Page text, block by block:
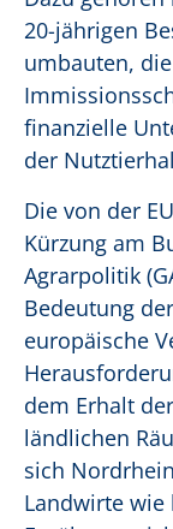
20-jährigen
umbauten,
finanzielle
der
Die von der
Kürzung am
Agrarpolitik
Bedeutung
europäische
dem Erhalt
ländlichen
sich
Landwirte